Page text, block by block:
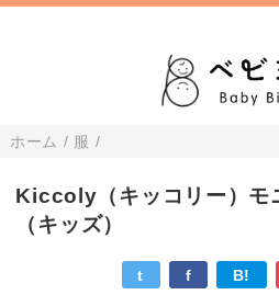
ホーム / 服 /
Kiccoly（キッコリー）モ
（キッズ）
t f B!